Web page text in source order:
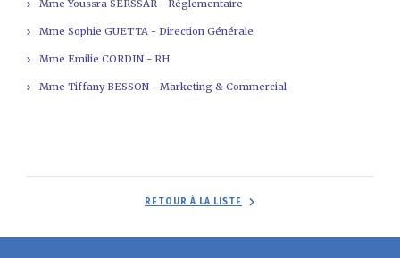
Mme Youssra SERSSAR - Réglementaire
Mme Sophie GUETTA - Direction Générale
Mme Emilie CORDIN - RH
Mme Tiffany BESSON - Marketing & Commercial
RETOUR À LA LISTE